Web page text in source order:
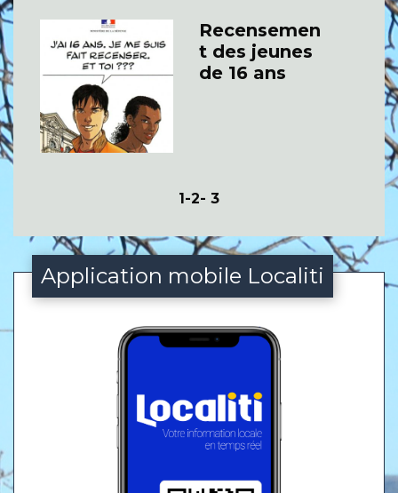
Recensemen
t des jeunes
de 16 ans
1-2- 3
Application mobile Localiti